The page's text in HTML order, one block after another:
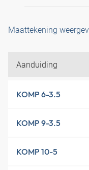
Maattekening
Aanduiding
KOMP 6-3.5
KOMP 9-3.5
KOMP 10-5